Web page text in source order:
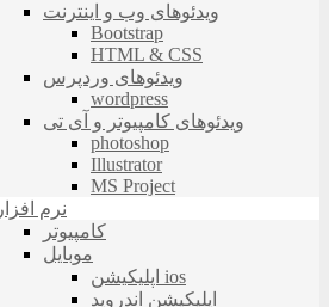
ویدئوهای وب و اینترنت
Bootstrap
HTML & CSS
ویدئوهای وردپرس
wordpress
ویدئوهای کامپیوتر و آی تی
photoshop
Illustrator
MS Project
نرم افزار
کامپیوتر
موبایل
اپلیکیشن ios
اپلیکیشن اندروید